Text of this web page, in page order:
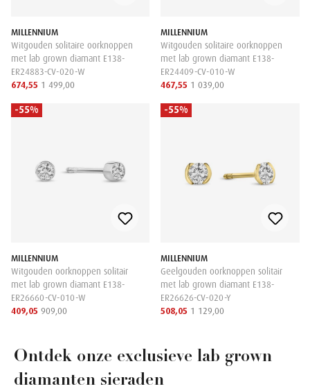
MILLENNIUM
Witgouden solitaire oorknoppen
met lab grown diamant E138-
ER24883-CV-020-W
674,55 1 499,00
MILLENNIUM
Witgouden solitaire oorknoppen
met lab grown diamant E138-
ER24409-CV-010-W
467,55 1 039,00
-55%
MILLENNIUM
Witgouden oorknoppen solitair
met lab grown diamant E138-
ER26660-CV-010-W
409,05 909,00
-55%
MILLENNIUM
Geelgouden oorknoppen solitair
met lab grown diamant E138-
ER26626-CV-020-Y
508,05 1 129,00
Ontdek onze exclusieve lab grown
diamanten sieraden